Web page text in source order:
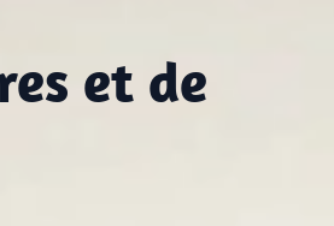
et la construction européenne
et de
des inventaires mis en ligne par les
d'Alsace